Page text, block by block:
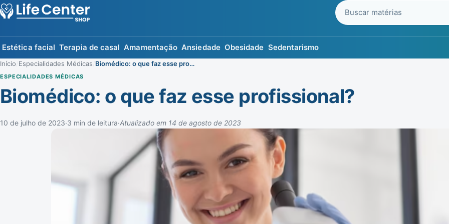
Estética facial Terapia de casal Amamentação Ansiedade Obesidade Sedentarismo
Buscar no blog
Início Especialidades Médicas Biomédico: o que faz esse profissional?
ESPECIALIDADES MÉDICAS
Biomédico: o que faz esse profissional?
10 de julho de 2023·3 min de leitura·Atualizado em 14 de agosto de 2023